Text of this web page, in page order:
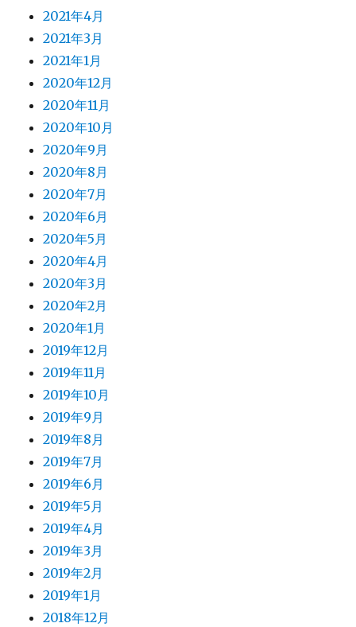
2021年4月
2021年3月
2021年1月
2020年12月
2020年11月
2020年10月
2020年9月
2020年8月
2020年7月
2020年6月
2020年5月
2020年4月
2020年3月
2020年2月
2020年1月
2019年12月
2019年11月
2019年10月
2019年9月
2019年8月
2019年7月
2019年6月
2019年5月
2019年4月
2019年3月
2019年2月
2019年1月
2018年12月